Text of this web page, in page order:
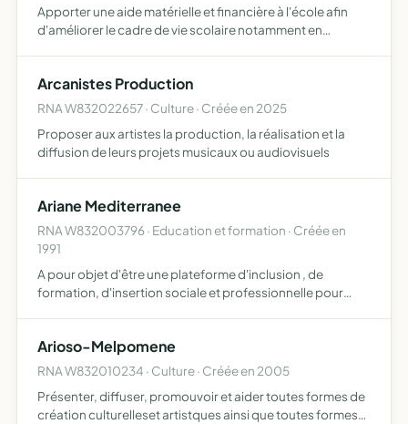
Apporter une aide matérielle et financière à l'école afin
d'améliorer le cadre de vie scolaire notamment en
entr…
Arcanistes Production
RNA W832022657 · Culture · Créée en 2025
Proposer aux artistes la production, la réalisation et la
diffusion de leurs projets musicaux ou audiovisuels
Ariane Mediterranee
RNA W832003796 · Education et formation · Créée en
1991
A pour objet d'être une plateforme d'inclusion , de
formation, d'insertion sociale et professionnelle pour
Arioso-Melpomene
RNA W832010234 · Culture · Créée en 2005
Présenter, diffuser, promouvoir et aider toutes formes de
création culturelleset artistques ainsi que toutes formes